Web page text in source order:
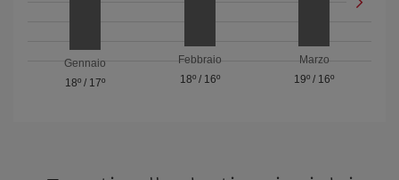
Gennaio
18º/ 17º
Febbraio
18º/ 16º
Marzo
19º / 16º